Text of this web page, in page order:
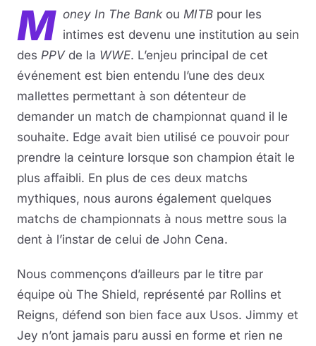
M oney In The Bank ou MITB pour les
intimes est devenu une institution au sein
des PPVde la WWE. L’enjeu principal de cet
événement est bien entendu l’une des deux
mallettes permettant à son détenteur de
demander un match de championnat quand il le
souhaite. Edge avait bien utilisé ce pouvoir pour
prendre la ceinture lorsque son champion était le
plus affaibli. En plus de ces deux matchs
mythiques, nous aurons également quelques
matchs de championnats à nous mettre sous la
dent à l’instar de celui de John Cena.
Nous commençons d’ailleurs par le titre par
équipe où The Shield, représenté par Rollins et
Reigns, défend son bien face aux Usos. Jimmy et
Jey n’ont jamais paru aussi en forme et rien ne